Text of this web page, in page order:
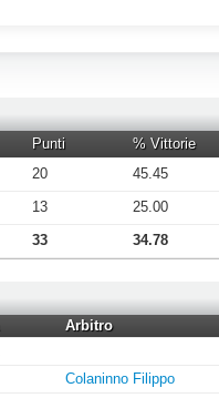
Punti
% Vittorie
20
45.45
13
25.00
33 34.78
Arbitro
Colaninno Filippo